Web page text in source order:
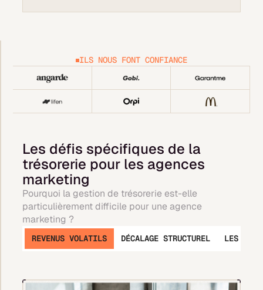
ILS NOUS FONT CONFIANCE
Les défis spécifiques de la
trésorerie pour les agences
marketing
Pourquoi la gestion de trésorerie est-elle
particulièrement difficile pour une agence
marketing ?
REVENUS VOLATILS DÉCALAGE STRUCTUREL LES